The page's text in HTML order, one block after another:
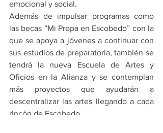
emocional y social.
Además de impulsar programas como
las becas “Mi Prepa en Escobedo” con la
que se apoya a jóvenes a continuar con
sus estudios de preparatoria, también se
tendrá la nueva Escuela de Artes y
Oficios en la Alianza y se contemplan
más proyectos que ayudarán a
descentralizar las artes llegando a cada
rincón de Escobedo.